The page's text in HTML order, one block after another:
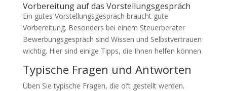
Vorbereitung auf das Vorstellungsgespräch
Ein gutes Vorstellungsgespräch braucht gute
Vorbereitung. Besonders bei einem Steuerberater
Bewerbungsgespräch sind Wissen und Selbstvertrauen
wichtig. Hier sind einige Tipps, die Ihnen helfen können.
Typische Fragen und Antworten
Üben Sie typische Fragen, die oft gestellt werden.